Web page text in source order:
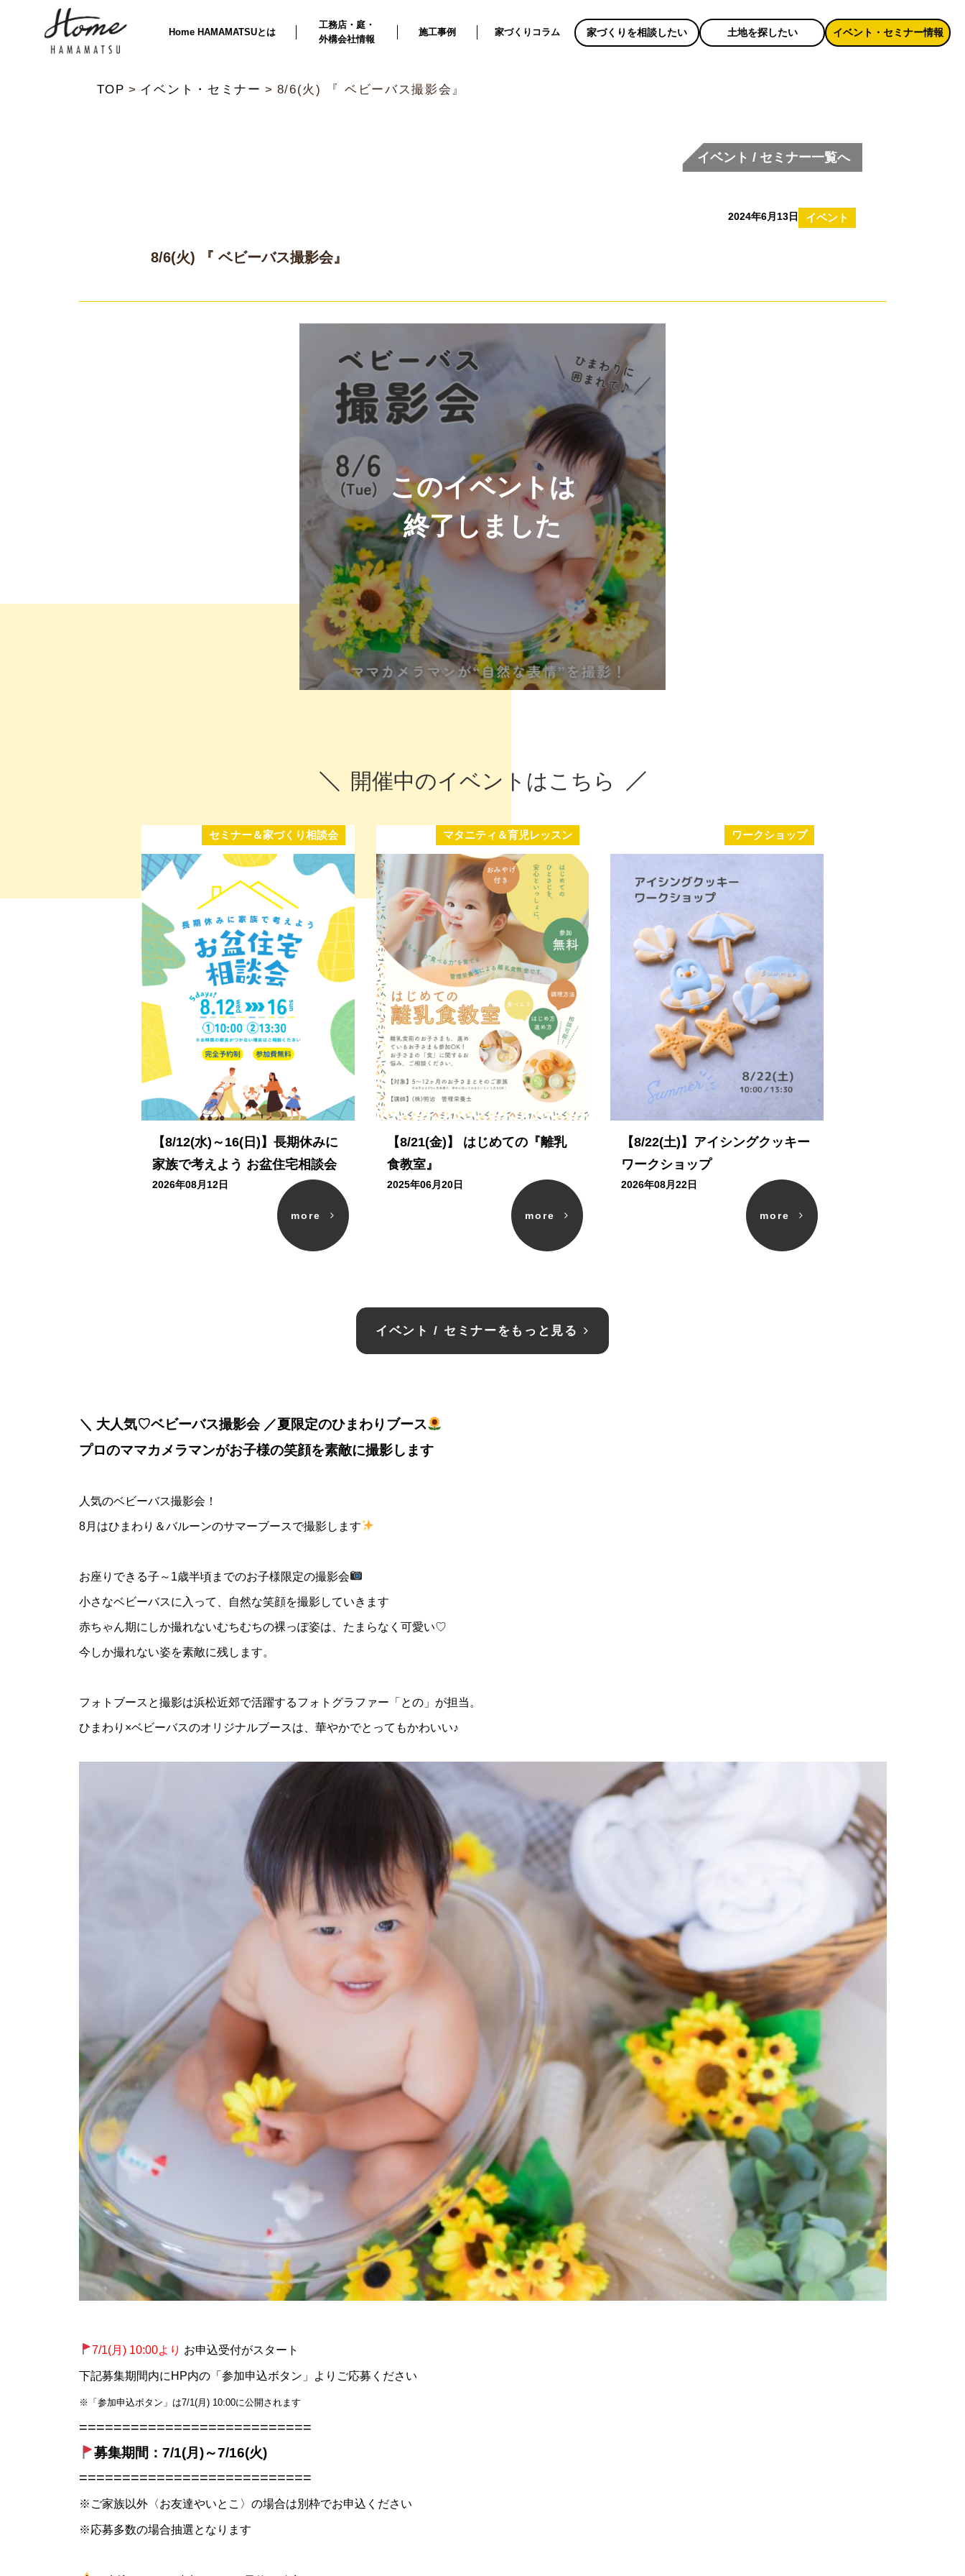
Home HAMAMATSUとは
工務店・庭・
外構会社情報
施工事例 家づくりコラム 家づくりを相談したい 土地を探したい イベント・セミナー情報
TOP イベント・セミナー 8/6(火) 『 ベビーバス撮影会』
イベント / セミナー一覧へ
イベント
2024年6月13日
8/6(火) 『 ベビーバス撮影会』
このイベントは
終了しました
開催中のイベントはこちら
セミナー＆家づくり相談会
【8/12(水)～16(日)】長期休みに
家族で考えよう お盆住宅相談会
2026年08月12日
more
マタニティ＆育児レッスン
【8/21(金)】 はじめての『離乳
食教室』
2025年06月20日
more
ワークショップ
【8/22(土)】アイシングクッキー
ワークショップ
2026年08月22日
more
イベント / セミナーをもっと見る
＼ 大人気♡ベビーバス撮影会 ／夏限定のひまわりブース
プロのママカメラマンがお子様の笑顔を素敵に撮影します
人気のベビーバス撮影会！
8月はひまわり＆バルーンのサマーブースで撮影します
お座りできる子～1歳半頃までのお子様限定の撮影会
小さなベビーバスに入って、自然な笑顔を撮影していきます
赤ちゃん期にしか撮れないむちむちの裸っぽ姿は、たまらなく可愛い♡
今しか撮れない姿を素敵に残します。
フォトブースと撮影は浜松近郊で活躍するフォトグラファー「との」が担当。
ひまわり×ベビーバスのオリジナルブースは、華やかでとってもかわいい♪
7/1(月) 10:00より お申込受付がスタート
下記募集期間内にHP内の「参加申込ボタン」よりご応募ください
※「参加申込ボタン」は7/1(月) 10:00に公開されます
===========================
募集期間：7/1(月 )～7/16(火)
===========================
※ご家族以外〈お友達やいとこ〉の場合は別枠でお申込ください
※応募多数の場合抽選となります